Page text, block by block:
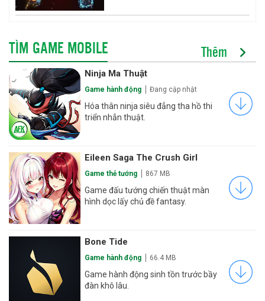
TÌM GAME MOBILE Thêm
Ninja Ma Thuật
Game hành động Đang cập nhật
Hóa thân ninja siêu đẳng tha hồ thi
triển nhẫn thuật.
Eileen Saga The Crush Girl
Game thẻ tướng 867 MB
Game đấu tướng chiến thuật màn
hình dọc lấy chủ đề fantasy.
Bone Tide
Game hành động 66.4 MB
Game hành động sinh tồn trước bầy
đàn khô lâu.